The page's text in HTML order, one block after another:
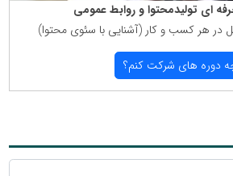
ای تولیدمحتوا و روابط عمومی
در هر كسب و كار (آشنایی با سئوی محتوا)
دوره های شركت كنم؟